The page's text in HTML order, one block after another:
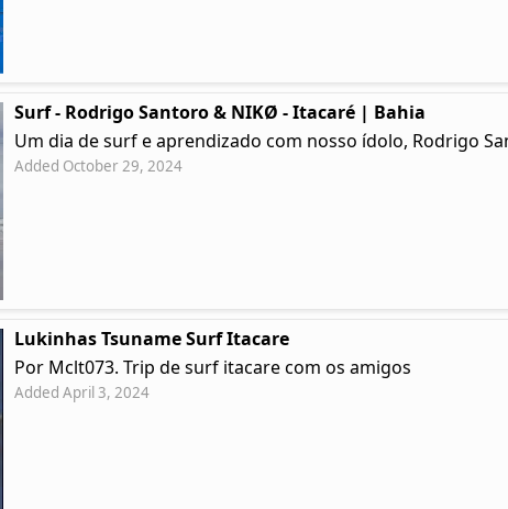
Surf - Rodrigo Santoro & NIKØ - Itacaré | Bahia
Um dia de surf e aprendizado com nosso ídolo, Rodrigo
Added October 29, 2024
Lukinhas Tsuname Surf Itacare
Por Mclt073. Trip de surf itacare com os amigos
Added April 3, 2024